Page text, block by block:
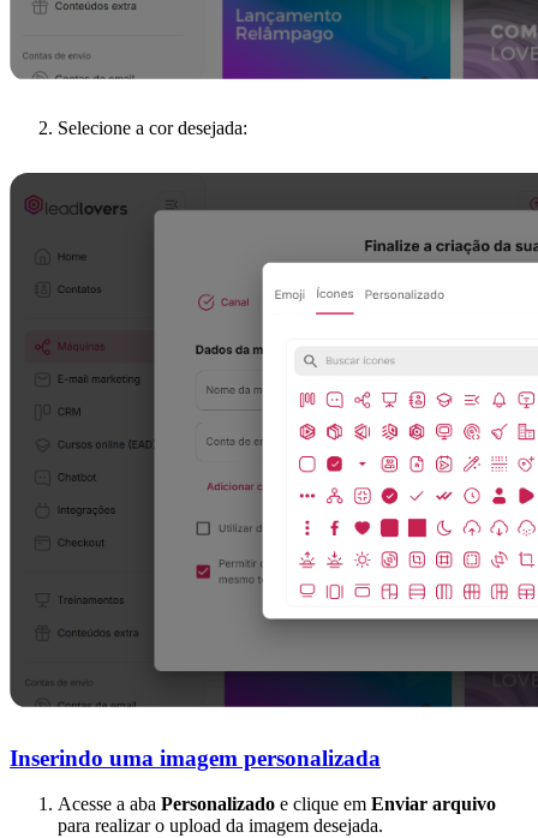
Selecione a cor desejada:
Inserindo uma imagem personalizada
Acesse a aba Personalizado e clique em Enviar arquivo
para realizar o upload da imagem desejada.